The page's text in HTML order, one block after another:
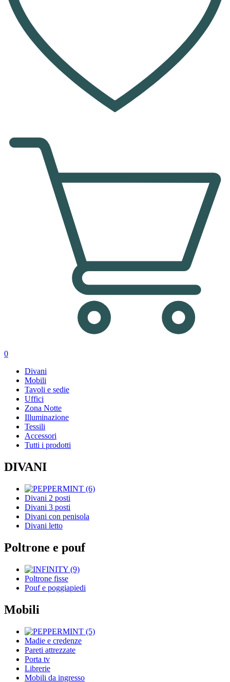
0
Divani
Mobili
Tavoli e sedie
Uffici
Zona Notte
Illuminazione
Tessili
Accessori
Tutti i prodotti
DIVANI
Divani 2 posti
Divani 3 posti
Divani con penisola
Divani letto
Poltrone e pouf
Poltrone fisse
Pouf e poggiapiedi
Mobili
Madie e credenze
Pareti attrezzate
Porta tv
Librerie
Mobili da ingresso